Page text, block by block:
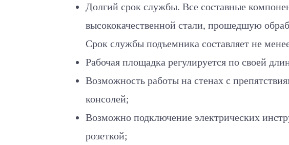
Долгий срок службы. Все составные
высококачественной стали, прошедшую
Срок службы подъемника составляет не
Рабочая площадка регулируется по своей
Возможность работы на стенах с
консолей;
Возможно подключение электрических
розеткой;